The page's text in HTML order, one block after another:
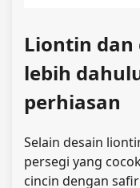
Liontin dan
lebih
perhiasan
Selain desain
persegi yang
cincin dengan